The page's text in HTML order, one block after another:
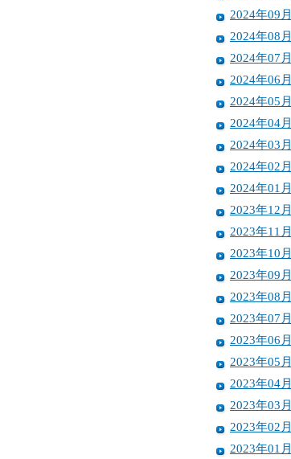
2024年09月
2024年08月
2024年07月
2024年06月
2024年05月
2024年04月
2024年03月
2024年02月
2024年01月
2023年12月
2023年11月
2023年10月
2023年09月
2023年08月
2023年07月
2023年06月
2023年05月
2023年04月
2023年03月
2023年02月
2023年01月